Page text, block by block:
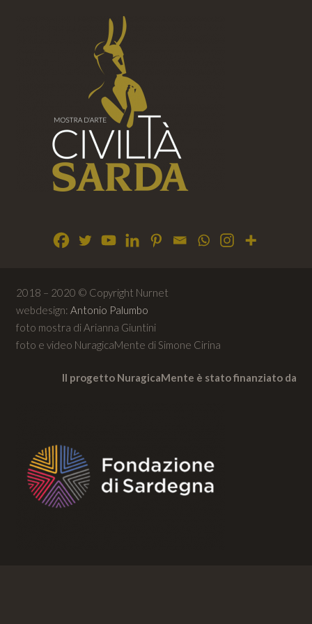
2018 – 2020 © Copyright Nurnet
webdesign: Antonio Palumbo
foto mostra di Arianna Giuntini
foto e video NuragicaMente di Simone Cirina
Il progetto NuragicaMente è stato finanziato da